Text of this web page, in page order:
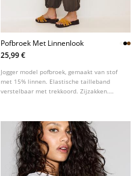
Pofbroek Met Linnenlook
25,99 €
Jogger model pofbroek, gemaakt van stof
met 15% linnen. Elastische tailleband
verstelbaar met trekkoord. Zijzakken.